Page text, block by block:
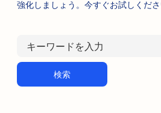
強化しましょう。今すぐお試しくださ
検索